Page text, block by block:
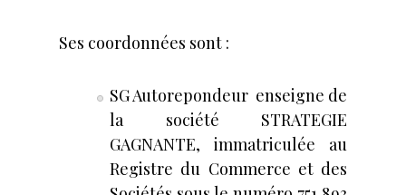
Ses coordonnées sont :
SG Autorepondeur enseigne de
la société STRATEGIE
GAGNANTE, immatriculée au
Registre du Commerce et des